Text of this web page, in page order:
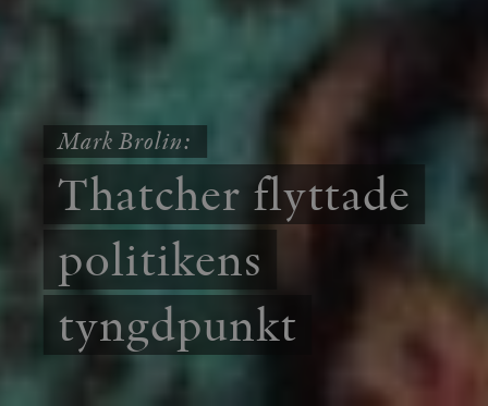
Mark Brolin:
Thatcher flyttade
politikens
tyngdpunkt